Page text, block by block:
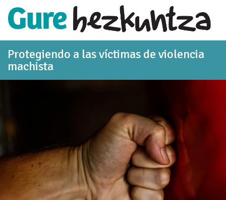
Saltar al contenido principal
Protegiendo a las víctimas de violencia
machista